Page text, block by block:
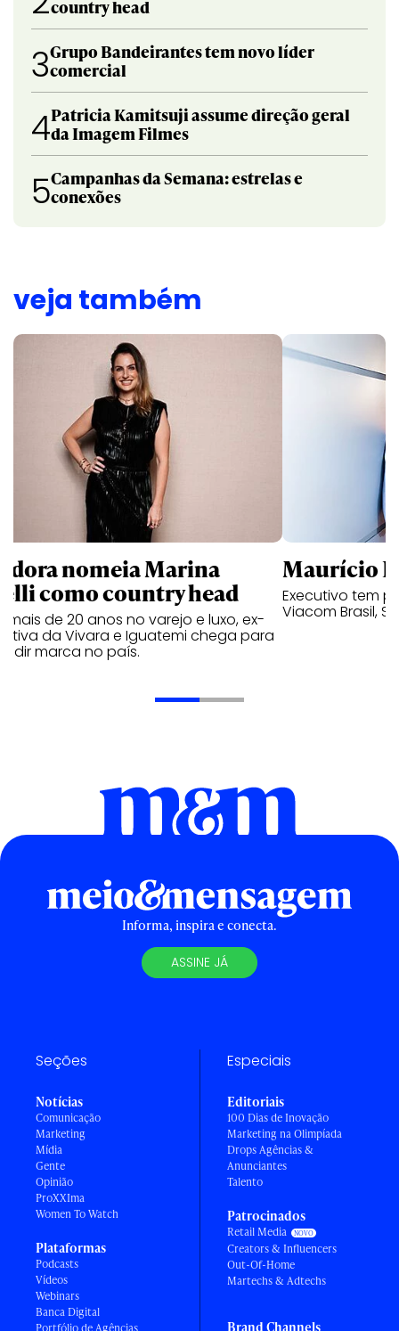
country head
3Grupo Bandeirantes tem novo líder
comercial
4Patricia Kamitsuji assume direção geral
da Imagem Filmes
5Campanhas da Semana: estrelas e
conexões
veja também
nomeia Marina
como country head
mais de 20 anos no varejo e luxo, ex-
da Vivara e Iguatemi chega para
marca no país.
Maurício
Executivo tem
Viacom Brasil,
Informa, inspira e conecta.
ASSINE JÁ
Seções
Notícias
Comunicação
Marketing
Mídia
Gente
Opinião
ProXXIma
Women To Watch
Plataformas
Podcasts
Vídeos
Webinars
Banca Digital
Portfólio de Agências
Especiais
Editoriais
100 Dias de Inovação
Marketing na Olimpíada
Drops Agências &
Anunciantes
Talento
Patrocinados
Retail Media
Creators & Influencers
Out-Of-Home
Martechs & Adtechs
Brand Channels